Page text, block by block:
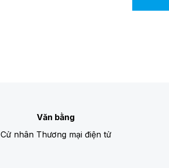
Văn bằng
Cử nhân Thương mại điện tử